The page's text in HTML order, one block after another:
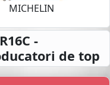
MICHELIN
-
de top